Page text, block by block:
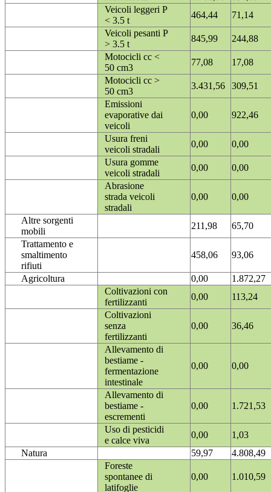
Veicoli leggeri P
< 3.5 t
464,44
71,14
Veicoli pesanti P
> 3.5 t
845,99
244,88
Motocicli cc <
50 cm3
77,08
17,08
Motocicli cc >
50 cm3
3.431,56
309,51
Emissioni
evaporative dai
veicoli
0,00 922,46
Usura freni
veicoli stradali
0,00
0,00
Usura gomme
veicoli stradali
0,00
0,00
Abrasione
strada veicoli
stradali
0,00 0,00
Altre sorgenti
mobili
211,98
65,70
Trattamento e
smaltimento
rifiuti
458,06 93,06
Agricoltura 0,00
1.872,27
Coltivazioni con
fertilizzanti
0,00
113,24
Coltivazioni
senza
fertilizzanti
0,00 36,46
Allevamento di
bestiame -
fermentazione
intestinale
0,00 0,00
Allevamento di
bestiame -
escrementi
0,00 1.721,53
Uso di pesticidi
e calce viva
0,00
1,03
Natura
59,97
4.808,49
Foreste
spontanee di
latifoglie
0,00 1.010,59